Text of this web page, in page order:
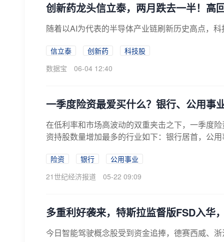
创新药龙头信立泰，两月跌去一半！高
随着以AI为代表的半导体产业链刷新历史高点，
信立泰 创新药
科技股
数据宝
06-04 12:40
一季度险资最爱买什么？银行、公用事
在低利率和市场高波动的双重夹击之下，一季度
资持股数量增加最多的行业如下：银行居首，公
险资 银行
公用事业
21世纪经济报道
05-22 09:09
多重利好袭来，特斯拉监督版FSD入华
今日智能驾驶概念股受到资金追捧，德赛西威、